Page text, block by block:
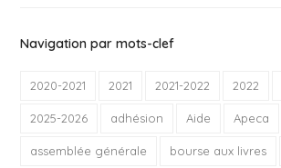
Navigation par mots-clef
2020-2021 2021 2021-2022 2022
2025-2026 adhésion Aide Apeca
assemblée générale bourse aux livres